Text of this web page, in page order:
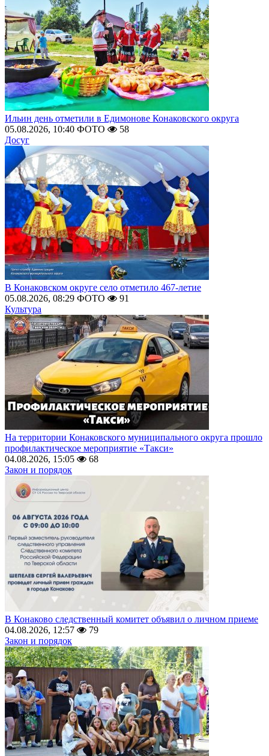
Ильин день отметили в Едимонове Конаковского округа
05.08.2026, 10:40 ФОТО
58
Досуг
В Конаковском округе село отметило 467-летие
05.08.2026, 08:29 ФОТО
91
Культура
На территории Конаковского муниципального округа прошло
профилактическое мероприятие «Такси»
04.08.2026, 15:05
68
Закон и порядок
В Конаково следственный комитет объявил о личном приеме
04.08.2026, 12:57
79
Закон и порядок